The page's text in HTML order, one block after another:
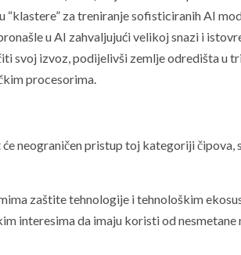
za treniranje sofisticiranih AI
u AI zahvaljujući velikoj snazi ​​i
svoj izvoz, podijelivši zemlje odredišta u
procesorima.
neograničen pristup toj kategoriji čipova,
zaštite tehnologije i tehnološkim
interesima da imaju koristi od nesmetane